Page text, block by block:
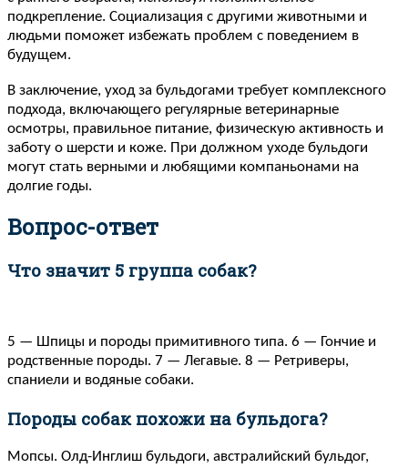
подкрепление. Социализация с другими животными и
людьми поможет избежать проблем с поведением в
будущем.
В заключение, уход за бульдогами требует комплексного
подхода, включающего регулярные ветеринарные
осмотры, правильное питание, физическую активность и
заботу о шерсти и коже. При должном уходе бульдоги
могут стать верными и любящими компаньонами на
долгие годы.
Вопрос-ответ
Что значит 5 группа собак?
5 — Шпицы и породы примитивного типа. 6 — Гончие и
родственные породы. 7 — Легавые. 8 — Ретриверы,
спаниели и водяные собаки.
Породы собак похожи на бульдога?
Мопсы. Олд-Инглиш бульдоги, австралийский бульдог,